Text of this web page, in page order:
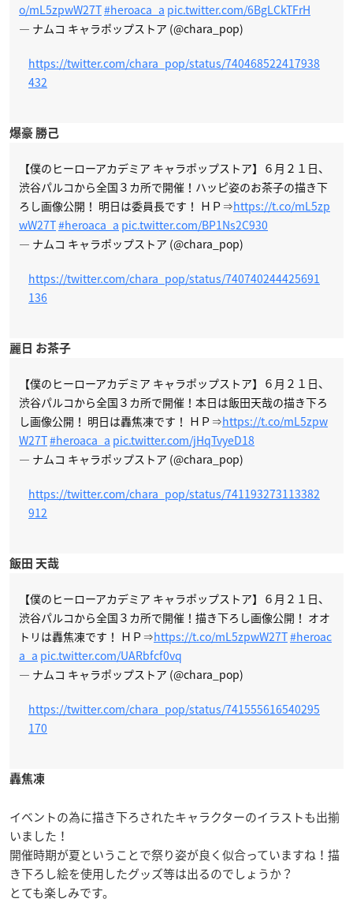
o/mL5zpwW27T#heroaca_a pic.twitter.com/6BgLCkTFrH
— ナムコ キャラポップストア (@chara_pop)
https://twitter.com/chara_pop/status/740468522417938
432
爆豪 勝己
【僕のヒーローアカデミア キャラポップストア】６月２１日、
渋谷パルコから全国３カ所で開催！ハッピ姿のお茶子の描き下
ろし画像公開！ 明日は委員長です！ ＨＰ⇒https://t.co/mL5zp
wW27T#heroaca_a pic.twitter.com/BP1Ns2C930
— ナムコ キャラポップストア (@chara_pop)
https://twitter.com/chara_pop/status/740740244425691
136
麗日 お茶子
【僕のヒーローアカデミア キャラポップストア】６月２１日、
渋谷パルコから全国３カ所で開催！本日は飯田天哉の描き下ろ
し画像公開！ 明日は轟焦凍です！ ＨＰ⇒https://t.co/mL5zpw
W27T#heroaca_a pic.twitter.com/jHqTvyeD18
— ナムコ キャラポップストア (@chara_pop)
https://twitter.com/chara_pop/status/741193273113382
912
飯田 天哉
【僕のヒーローアカデミア キャラポップストア】６月２１日、
渋谷パルコから全国３カ所で開催！描き下ろし画像公開！ オオ
トリは轟焦凍です！ ＨＰ⇒https://t.co/mL5zpwW27T#heroac
a_a pic.twitter.com/UARbfcf0vq
— ナムコ キャラポップストア (@chara_pop)
https://twitter.com/chara_pop/status/741555616540295
170
轟焦凍
イベントの為に描き下ろされたキャラクターのイラストも出揃
いました！
開催時期が夏ということで祭り姿が良く似合っていますね！描
き下ろし絵を使用したグッズ等は出るのでしょうか？
とても楽しみです。